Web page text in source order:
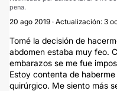
pena.
20 ago 2019 · Actualización: 3
Tomé la decisión de
abdomen estaba muy feo.
embarazos se me fue
Estoy contenta de
quirúrgico. Me siento más